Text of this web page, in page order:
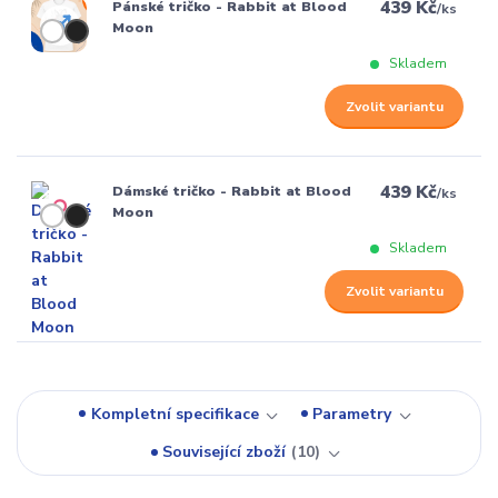
Pánské tričko - Rabbit at Blood
Moon
439 Kč/ks
Skladem
Zvolit variantu
Dámské tričko - Rabbit at Blood
Moon
439 Kč/ks
Skladem
Zvolit variantu
Kompletní specifikace
Parametry
Související zboží
10